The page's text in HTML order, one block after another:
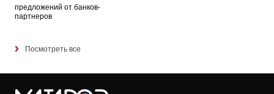
предложений от банков-
партнеров
Посмотреть все